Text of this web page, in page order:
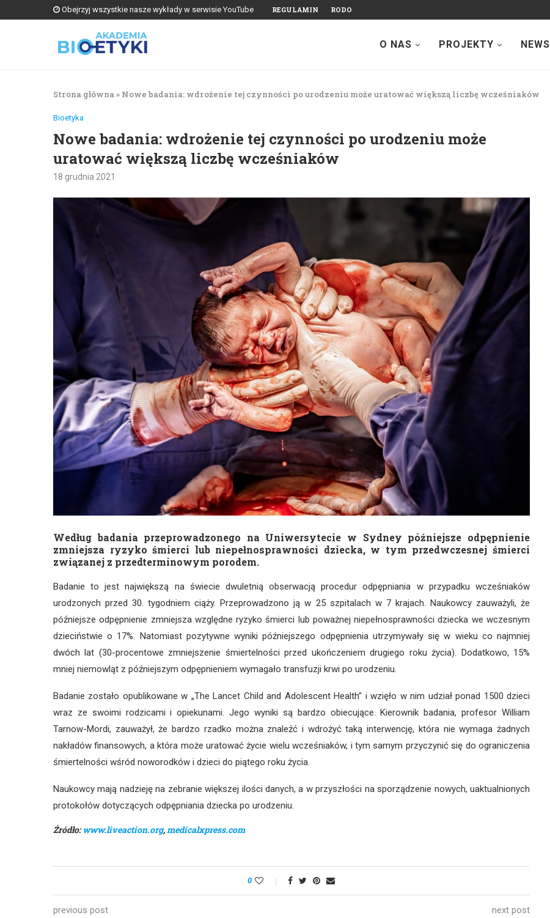
Obejrzyj wszystkie nasze wykłady w serwisie YouTube REGULAMIN RODO
O NAS PROJEKTY NEWS
Strona główna » Nowe badania: wdrożenie tej czynności po urodzeniu może uratować większą liczbę wcześniaków
Bioetyka
Nowe badania: wdrożenie tej czynności po urodzeniu może
uratować większą liczbę wcześniaków
18 grudnia 2021
Według badania przeprowadzonego na Uniwersytecie w Sydney późniejsze odpępnienie
zmniejsza ryzyko śmierci lub niepełnosprawności dziecka, w tym przedwczesnej śmierci
związanej z przedterminowym porodem.
Badanie to jest największą na świecie dwuletnią obserwacją procedur odpępniania w przypadku wcześniaków
urodzonych przed 30. tygodniem ciąży. Przeprowadzono ją w 25 szpitalach w 7 krajach. Naukowcy zauważyli, że
późniejsze odpępnienie zmniejsza względne ryzyko śmierci lub poważnej niepełnosprawności dziecka we wczesnym
dzieciństwie o 17%. Natomiast pozytywne wyniki późniejszego odpępnienia utrzymywały się w wieku co najmniej
dwóch lat (30-procentowe zmniejszenie śmiertelności przed ukończeniem drugiego roku życia). Dodatkowo, 15%
mniej niemowląt z późniejszym odpępnieniem wymagało transfuzji krwi po urodzeniu.
Badanie zostało opublikowane w „The Lancet Child and Adolescent Health” i wzięło w nim udział ponad 1500 dzieci
wraz ze swoimi rodzicami i opiekunami. Jego wyniki są bardzo obiecujące. Kierownik badania, profesor William
Tarnow-Mordi, zauważył, że bardzo rzadko można znaleźć i wdrożyć taką interwencję, która nie wymaga żadnych
nakładów finansowych, a która może uratować życie wielu wcześniaków, i tym samym przyczynić się do ograniczenia
śmiertelności wśród noworodków i dzieci do piątego roku życia.
Naukowcy mają nadzieję na zebranie większej ilości danych, a w przyszłości na sporządzenie nowych, uaktualnionych
protokołów dotyczących odpępniania dziecka po urodzeniu.
Źródło:www.liveaction.org,medicalxpress.com
0
previous post next post